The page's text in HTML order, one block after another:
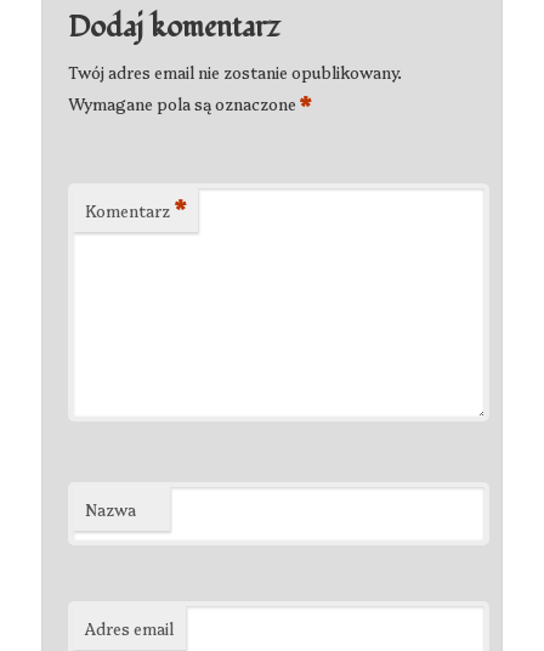
Dodaj komentarz
Twój adres email nie zostanie opublikowany.
Wymagane pola są oznaczone*
Komentarz *
Nazwa
Adres email